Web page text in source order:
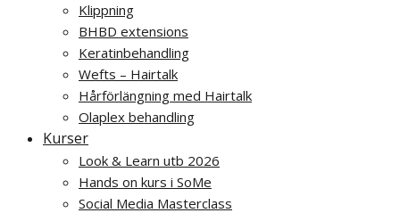
Klippning
BHBD extensions
Keratinbehandling
Wefts – Hairtalk
Hårförlängning med Hairtalk
Olaplex behandling
Kurser
Look & Learn utb 2026
Hands on kurs i SoMe
Social Media Masterclass